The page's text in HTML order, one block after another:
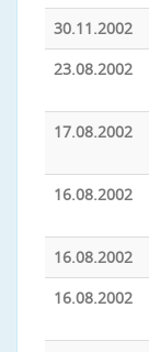
30.11.2002
23.08.2002
17.08.2002
16.08.2002
16.08.2002
16.08.2002